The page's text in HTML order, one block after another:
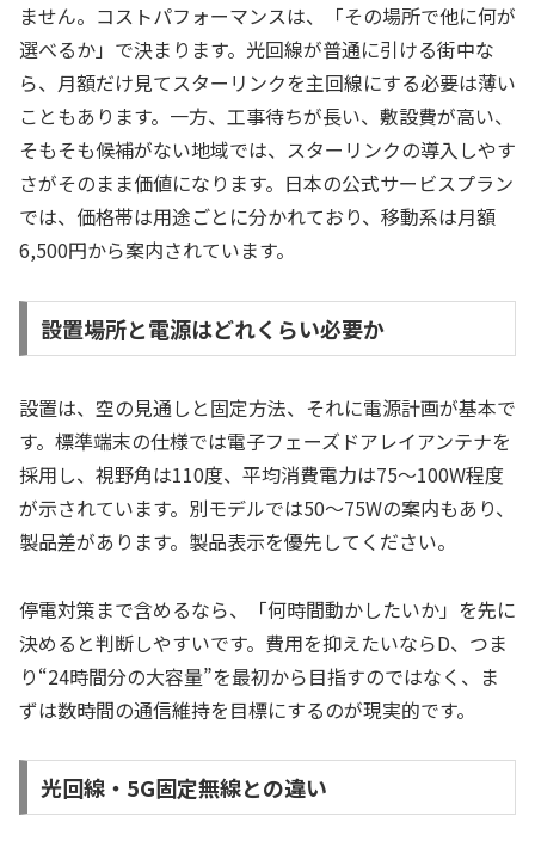
ません。コストパフォーマンスは、「その場所で他に何が
選べるか」で決まります。光回線が普通に引ける街中な
ら、月額だけ見てスターリンクを主回線にする必要は薄い
こともあります。一方、工事待ちが長い、敷設費が高い、
そもそも候補がない地域では、スターリンクの導入しやす
さがそのまま価値になります。日本の公式サービスプラン
では、価格帯は用途ごとに分かれており、移動系は月額
6,500円から案内されています。
設置場所と電源はどれくらい必要か
設置は、空の見通しと固定方法、それに電源計画が基本で
す。標準端末の仕様では電子フェーズドアレイアンテナを
採用し、視野角は110度、平均消費電力は75〜100W程度
が示されています。別モデルでは50〜75Wの案内もあり、
製品差があります。製品表示を優先してください。
停電対策まで含めるなら、「何時間動かしたいか」を先に
決めると判断しやすいです。費用を抑えたいならD、つま
り“24時間分の大容量”を最初から目指すのではなく、ま
ずは数時間の通信維持を目標にするのが現実的です。
光回線・5G固定無線との違い